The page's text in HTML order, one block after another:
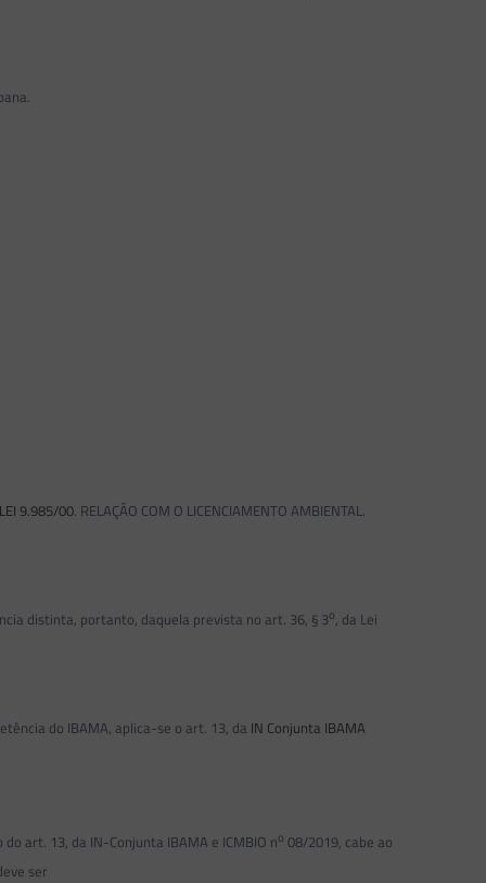
LEI 9.985/00. RELAÇÃO COM O LICENCIAMENTO AMBIENTAL.
distinta, portanto, daquela prevista no art. 36, § 3o, da Lei
do IBAMA, aplica-se o art. 13, da IN Conjunta IBAMA
art. 13, da IN-Conjunta IBAMA e ICMBIO no 08/2019, cabe ao
ser